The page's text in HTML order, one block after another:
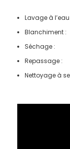
Lavage à l’eau
Blanchiment :
Séchage :
Repassage :
Nettoyage à